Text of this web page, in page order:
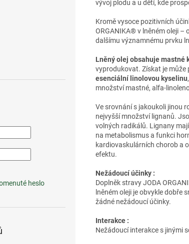
heslo
vývoj plodu a u dětí, kde
Kromě vysoce pozitivních
ORGANIKA® v lněném oleji –
dalšímu významnému prvku
Lněný olej obsahuje mastné
vyprodukovat. Získat je
esenciální linolovou kyselinu
množství mastné, alfa-
Ve srovnání s jakoukoli jinou
nejvyšší množství lignanů.
volných radikálů. Lignany
na metabolismus a funkci
kardiovaskulárních chorob a
efektu.
Nežádoucí účinky :
Doplněk stravy JODA
lněném oleji je obvykle dobře
žádné nežádoucí účinky.
Interakce :
Nežádoucí interakce s jinými